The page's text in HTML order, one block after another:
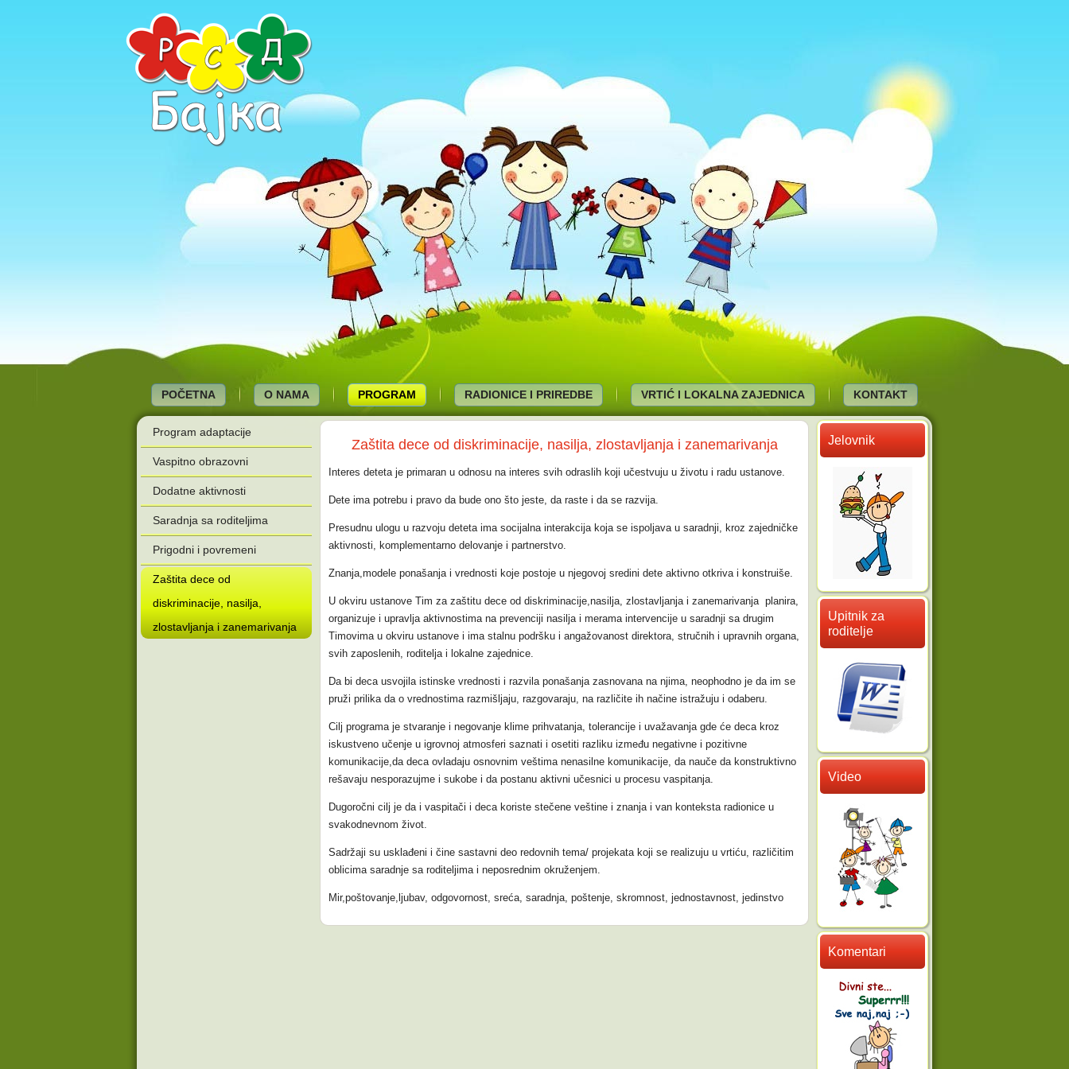
POČETNA O NAMA PROGRAM RADIONICE I PRIREDBE VRTIĆ I LOKALNA ZAJEDNICA KONTAKT
Program adaptacije
Vaspitno obrazovni
Dodatne aktivnosti
Saradnja sa roditeljima
Prigodni i povremeni
Zaštita dece od
diskriminacije, nasilja,
zlostavljanja i zanemarivanja
Zaštita dece od diskriminacije, nasilja, zlostavljanja i zanemarivanja
Interes deteta je primaran u odnosu na interes svih odraslih koji učestvuju u životu i radu ustanove.
Dete ima potrebu i pravo da bude ono što jeste, da raste i da se razvija.
Presudnu ulogu u razvoju deteta ima socijalna interakcija koja se ispoljava u saradnji, kroz zajedničke
aktivnosti, komplementarno delovanje i partnerstvo.
Znanja,modele ponašanja i vrednosti koje postoje u njegovoj sredini dete aktivno otkriva i konstruiše.
U okviru ustanove Tim za zaštitu dece od diskriminacije,nasilja, zlostavljanja i zanemarivanja planira,
organizuje i upravlja aktivnostima na prevenciji nasilja i merama intervencije u saradnji sa drugim
Timovima u okviru ustanove i ima stalnu podršku i angažovanost direktora, stručnih i upravnih organa,
svih zaposlenih, roditelja i lokalne zajednice.
Da bi deca usvojila istinske vrednosti i razvila ponašanja zasnovana na njima, neophodno je da im se
pruži prilika da o vrednostima razmišljaju, razgovaraju, na različite ih načine istražuju i odaberu.
Cilj programa je stvaranje i negovanje klime prihvatanja, tolerancije i uvažavanja gde će deca kroz
iskustveno učenje u igrovnoj atmosferi saznati i osetiti razliku između negativne i pozitivne
komunikacije,da deca ovladaju osnovnim veštima nenasilne komunikacije, da nauče da konstruktivno
rešavaju nesporazujme i sukobe i da postanu aktivni učesnici u procesu vaspitanja.
Dugoročni cilj je da i vaspitači i deca koriste stečene veštine i znanja i van konteksta radionice u
svakodnevnom život.
Sadržaji su usklađeni i čine sastavni deo redovnih tema/ projekata koji se realizuju u vrtiću, različitim
oblicima saradnje sa roditeljima i neposrednim okruženjem.
Mir,poštovanje,ljubav, odgovornost, sreća, saradnja, poštenje, skromnost, jednostavnost, jedinstvo
Jelovnik
Upitnik za
roditelje
Video
Komentari